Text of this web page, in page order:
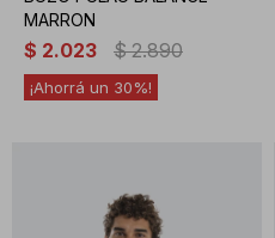
MARRON
$ 2.023 $ 2.890
30